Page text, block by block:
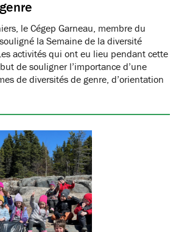
le Cégep Garneau, membre du
la Semaine de la diversité
activités qui ont eu lieu pendant cette
de souligner l’importance d’une
de diversités de genre, d’orientation